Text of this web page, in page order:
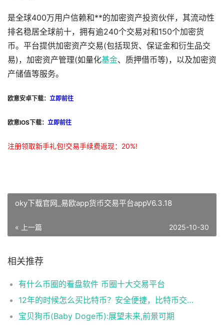
是全球400万用户信赖和**的加密资产投资伙伴，其流动性
排名稳居全球前十，拥有逾240个交易对和150个加密货
币。平台提供加密资产交易(包括现货、保证金和衍生品交
易)，加密资产管理(如量化基金、质押借币等)，以及加密资
产储值等服务。
欧意安卓下载： 立即前往
欧意IOS下载： 立即前往
注册领取新手礼包!交易手续费返现：20%!
oky下载官网_易欧app货币交易平台appV6.3.18
« 上一篇 2025-10-30
相关推荐
有什么币圈的看盘软件 币圈十大交易平台
12年的时候怎么买比特币？安全便捷，比特币交易首选
宝贝狗币(Baby Doge币):展望未来,前景可期